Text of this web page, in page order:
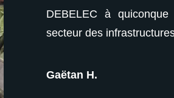
le
DEBELEC à
secteur des
Gaëtan H.